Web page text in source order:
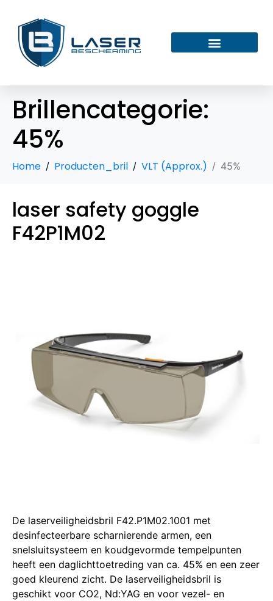
Brillencategorie:
45%
Home Producten_bril VLT (Approx.) 45%
laser safety goggle
F42P1M02
De laserveiligheidsbril F42.P1M02.1001 met
desinfecteerbare scharnierende armen, een
snelsluitsysteem en koudgevormde tempelpunten
heeft een daglichttoetreding van ca. 45% en een zeer
goed kleurend zicht. De laserveiligheidsbril is
geschikt voor CO2, Nd:YAG en voor vezel- en